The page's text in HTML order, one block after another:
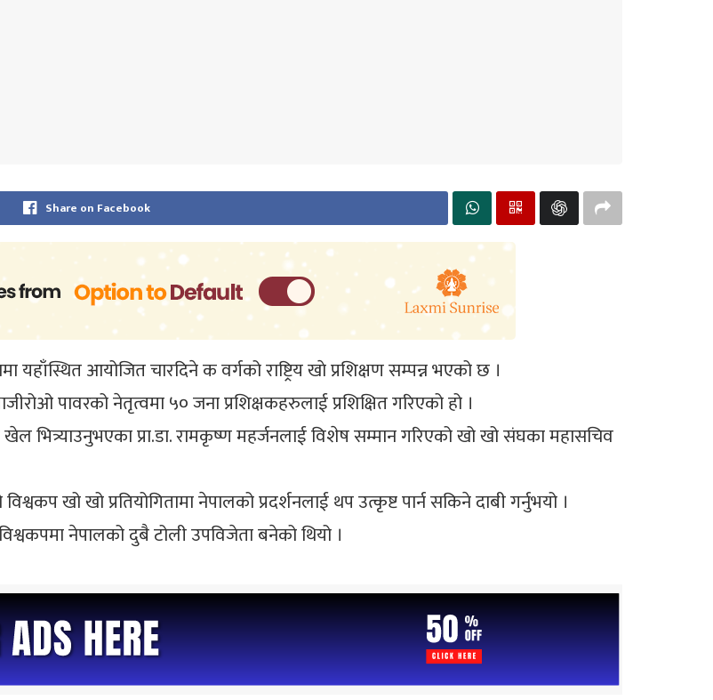
Share on Facebook
आयोजित चारदिने क वर्गको राष्ट्रिय खाे प्रशिक्षण सम्पन्न भएको छ ।
पावरको नेतृत्वमा ५० जना प्रशिक्षकहरुलाई प्रशिक्षित गरिएको हो ।
भित्र्याउनुभएका प्रा.डा. रामकृष्ण महर्जनलाई विशेष सम्मान गरिएको खो खो संघका महासचिव
खो खो प्रतियोगितामा नेपालको प्रदर्शनलाई थप उत्कृष्ट पार्न सकिने दाबी गर्नुभयो ।
नेपालको दुबै टोली उपविजेता बनेको थियो ।